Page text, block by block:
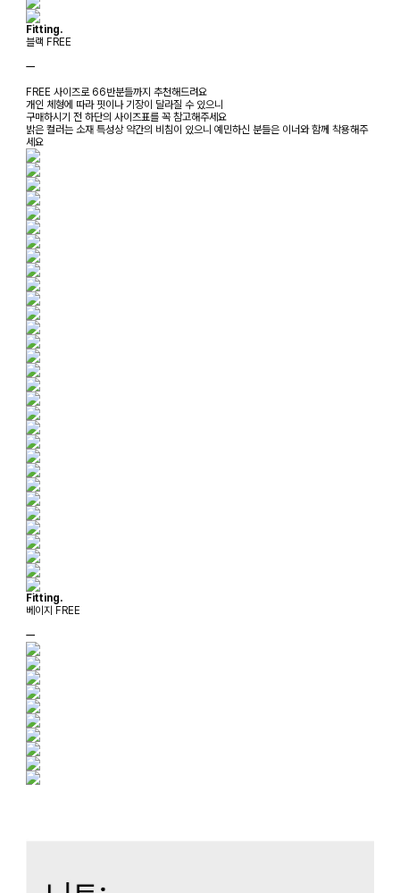
Fitting.
블랙 FREE
ㅡ
FREE 사이즈로 66반분들까지 추천해드려요
개인 체형에 따라 핏이나 기장이 달라질 수 있으니
구매하시기 전 하단의 사이즈표를 꼭 참고해주세요
밝은 컬러는 소재 특성상 약간의 비침이 있으니 예민하신 분들은 이너와 함께 착용해주
세요
Fitting.
베이지 FREE
ㅡ